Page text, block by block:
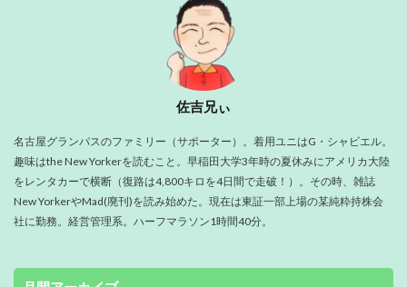
佐吉兄ぃ
名古屋グランパスのファミリー（サポーター）。着用ユニはG・シャビエル。
趣味はthe New Yorkerを読むこと。早稲田大学3年時の夏休みにアメリカ大陸
をレンタカーで横断（復路は4,800キロを4日間で走破！）。その時、雑誌
New YorkerやMad(廃刊)を読み始めた。現在は東証一部上場の某純粋持株会
社に勤務。経営管理系。ハーフマラソン1時間40分。